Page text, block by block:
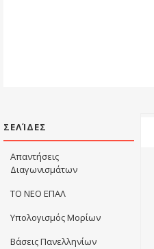
ΣΕΛΊΔΕΣ
Απαντήσεις
Διαγωνισμάτων
ΤΟ ΝΕΟ ΕΠΑΛ
Υπολογισμός Μορίων
Βάσεις Πανελληνίων